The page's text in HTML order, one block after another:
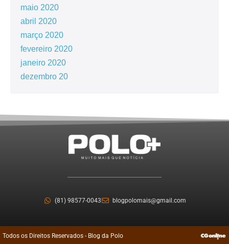
maio 2020
abril 2020
março 2020
fevereiro 2020
janeiro 2020
dezembro 20
(81) 98577-0043 blogpolomais@gmail.com
Todos os Direitos Reservados - Blog da Polo